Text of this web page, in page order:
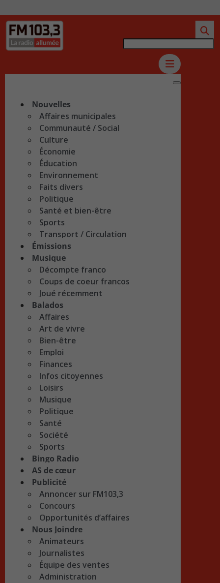
Nouvelles
Affaires municipales
Communauté / Social
Culture
Économie
Éducation
Environnement
Faits divers
Politique
Santé et bien-être
Sports
Transport / Circulation
Émissions
Musique
Décompte franco
Coups de coeur francos
Joué récemment
Balados
Affaires
Art de vivre
Bien-être
Emploi
Finances
Infos citoyennes
Loisirs
Musique
Politique
Santé
Société
Sports
Bingo Radio
AS de cœur
Publicité
Annoncer sur FM103,3
Concours
Opportunités d’affaires
Nous Joindre
Animateurs
Journalistes
Équipe des ventes
Administration